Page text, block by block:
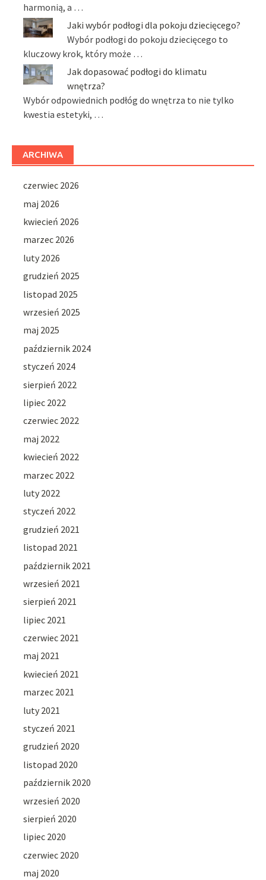
harmonią, a …
Jaki wybór podłogi dla pokoju dziecięcego?
Wybór podłogi do pokoju dziecięcego to
kluczowy krok, który może …
Jak dopasować podłogi do klimatu
wnętrza?
Wybór odpowiednich podłóg do wnętrza to nie tylko
kwestia estetyki, …
ARCHIWA
czerwiec 2026
maj 2026
kwiecień 2026
marzec 2026
luty 2026
grudzień 2025
listopad 2025
wrzesień 2025
maj 2025
październik 2024
styczeń 2024
sierpień 2022
lipiec 2022
czerwiec 2022
maj 2022
kwiecień 2022
marzec 2022
luty 2022
styczeń 2022
grudzień 2021
listopad 2021
październik 2021
wrzesień 2021
sierpień 2021
lipiec 2021
czerwiec 2021
maj 2021
kwiecień 2021
marzec 2021
luty 2021
styczeń 2021
grudzień 2020
listopad 2020
październik 2020
wrzesień 2020
sierpień 2020
lipiec 2020
czerwiec 2020
maj 2020